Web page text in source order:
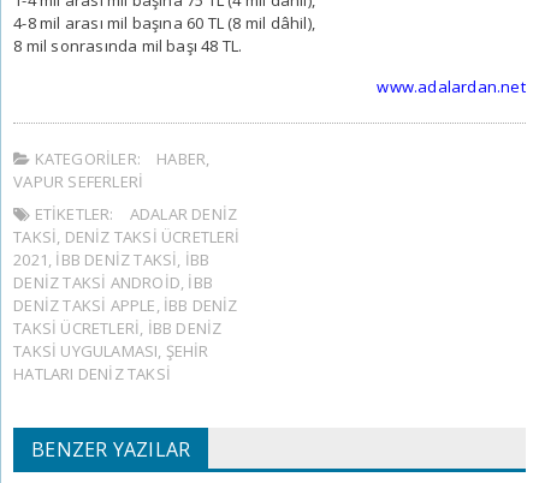
4-8 mil arası mil başına 60 TL (8 mil dâhil),
8 mil sonrasında mil başı 48 TL.
www.adalardan.net
KATEGORILER: HABER
VAPUR SEFERLERI
ETIKETLER:
ADALAR DENIZ
TAKSI DENIZ TAKSI ÜCRETLERI
2021 IBB DENIZ TAKSI İBB
DENIZ TAKSI ANDROID İBB
DENIZ TAKSI APPLE İBB DENIZ
TAKSI ÜCRETLERI İBB DENIZ
TAKSI UYGULAMASI ŞEHIR
HATLARI DENIZ TAKSI
BENZER YAZILAR